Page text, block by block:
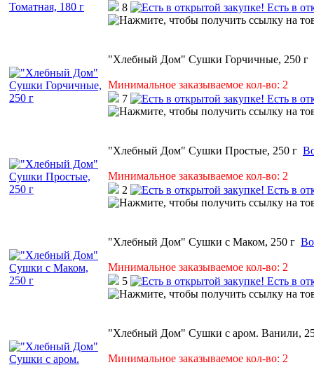
8
Есть в
"Хлебный Дом" Сушки Горчичные, 250 г
Минимальное заказываемое кол-во: 2
7
Есть в
"Хлебный Дом" Сушки Простые, 250 г
Минимальное заказываемое кол-во: 2
2
Есть в
"Хлебный Дом" Сушки с Маком, 250 г
Минимальное заказываемое кол-во: 2
5
Есть в
"Хлебный Дом" Сушки с аром. Ванили,
Минимальное заказываемое кол-во: 2